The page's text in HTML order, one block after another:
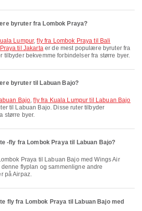
byruter fra Lombok Praya?
Lumpur,fly fra Lombok Praya til Bali
til Jakartaer de mest populære byruter fra
tilbyder bekvemme forbindelser fra større byer.
byruter til Labuan Bajo?
Bajo,fly fra Kuala Lumpur til Labuan Bajo
til Labuan Bajo. Disse ruter tilbyder
større byer.
-fly fra Lombok Praya til Labuan Bajo?
flyplan og sammenligne andre
på Airpaz.
fly fra Lombok Praya til Labuan Bajo med